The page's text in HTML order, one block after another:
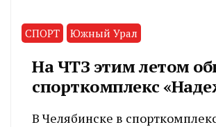
СПОРТ Южный Урал
На ЧТЗ этим летом
спорткомплекс
В Челябинске в